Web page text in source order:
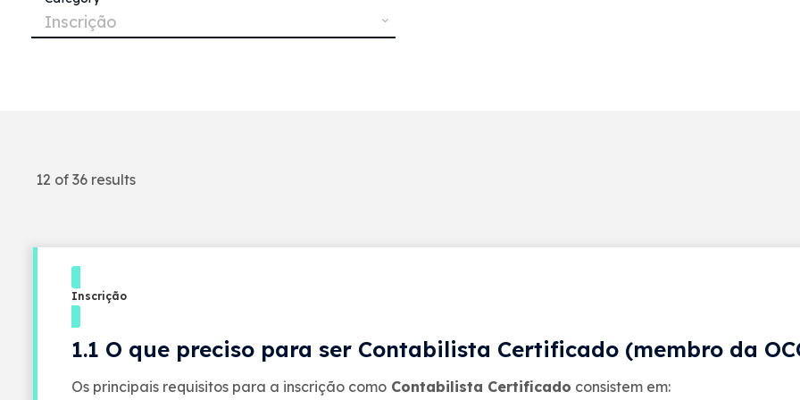
Inscrição
12 of 36 results
Inscrição
1.1 O que preciso para ser Contabilista Certificado (membro da
Os principais requisitos para a inscrição como Contabilista Certificado consistem em: